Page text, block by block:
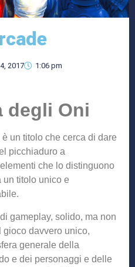
2017
1:06 pm
degli Oni
è un titolo che cerca di dare
picchiaduro a
che lo distinguono
un titolo unico e
gameplay, solido, ma non
gioco davvero unico,
generale della
e dei personaggi e delle